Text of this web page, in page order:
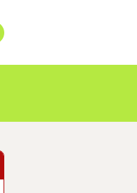
nach oben/